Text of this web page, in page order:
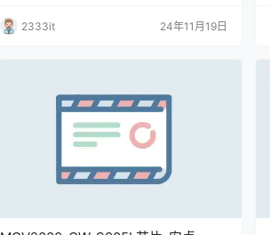
2333it 24年11月19日